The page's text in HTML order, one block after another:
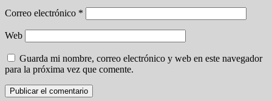
Correo electrónico *
Web
Guarda mi nombre, correo electrónico y web en este navegador
para la próxima vez que comente.